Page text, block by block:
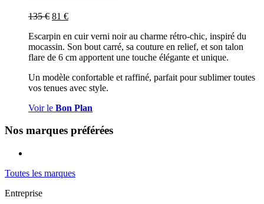
135€ 81 €
Escarpin en cuir verni noir au charme rétro-chic, inspiré du
mocassin. Son bout carré, sa couture en relief, et son talon
flare de 6 cm apportent une touche élégante et unique.
Un modèle confortable et raffiné, parfait pour sublimer toutes
vos tenues avec style.
Voir le Bon Plan
Nos marques préférées
Toutes les marques
Entreprise